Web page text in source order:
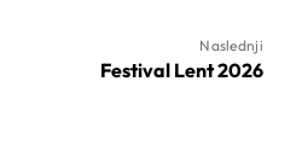
Naslednji
Festival Lent 2026